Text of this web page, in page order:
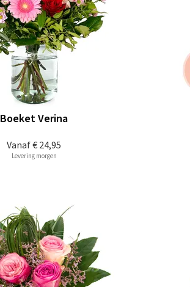
Vanaf€ 24,95
Boeket Verina
Levering morgen